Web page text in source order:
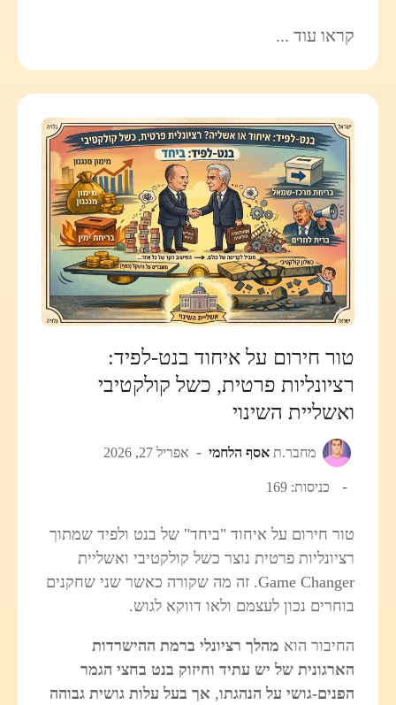
קראו עוד ...
טור חירום על איחוד בנט-לפיד:
רציונליות פרטית, כשל קולקטיבי
ואשליית השינוי
מחבר.ת אסף הלחמי אפריל 27, 2026
כניסות: 169
טור חירום על איחוד "ביחד" של בנט ולפיד שמתוך
רציונליות פרטית נוצר כשל קולקטיבי ואשליית
Game Changer. זה מה שקורה כאשר שני שחקנים
בוחרים נכון לעצמם ולאו דווקא לגוש.
החיבור הוא מהלך רציונלי ברמת ההישרדות
הארגונית של יש עתיד וחיזוק בנט בחצי הגמר
הפנים-גושי על הנהגתו, אך בעל עלות גושית גבוהה